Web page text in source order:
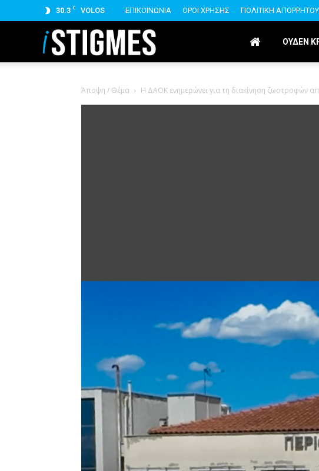
30.3 C VOLOS ΕΠΙΚΟΙΝΩΝΙΑ ΟΡΟΙ ΧΡΗΣΗΣ ΠΟΛΙΤΙΚΗ ΑΠΟΡΡΗΤΟΥ
istigmes ΟΥΔΕΝ
Άποψη / Θέμα H ΔΑΟΚ ενημερώνει για τη διακίνηση ζωοτροφών